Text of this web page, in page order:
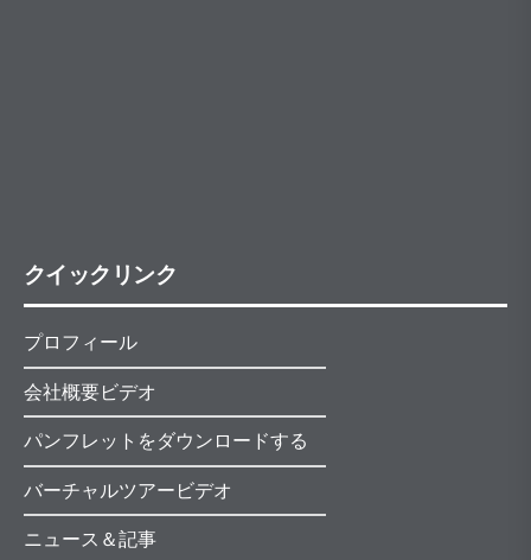
クイックリンク
プロフィール
会社概要ビデオ
パンフレットをダウンロードする
バーチャルツアービデオ
ニュース＆記事